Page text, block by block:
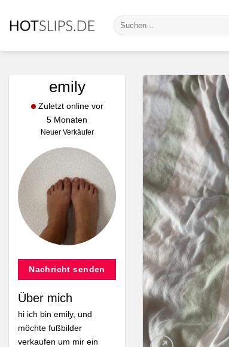
Inhalt
Suche
nach:
emily
Zuletzt online vor
5 Monaten
Neuer Verkäufer
Nachricht senden
Über mich
hi ich bin emily, und
möchte fußbilder
verkaufen um mir ein